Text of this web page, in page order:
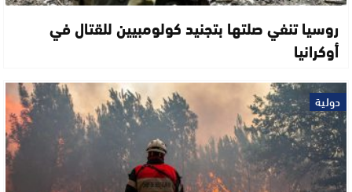
روسيا تنفي صلتها بتجنيد كولومبيين للقتال في
أوكرانيا
دولية